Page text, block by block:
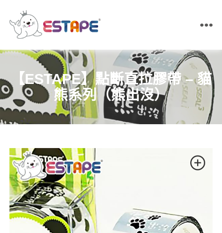
王
帶
｜
易
撕
貼・
膠
帶・
膠
帶
製
造
【ESTAPE】點斷直拉膠帶 – 貓
熊系列（熊出沒）